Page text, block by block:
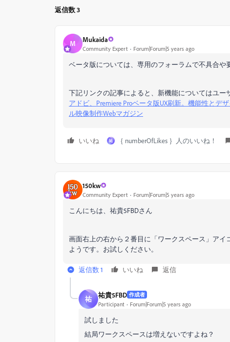
返信数 3
M Mukaida
Community Expert Forum|Forum|5 years ago
ベータ版については、専用のフォーラムで不具合や
下記リンクの記事によると、新機能についてはユー
アドビ、Premiere Proベータ版UX刷新。機能性とデ
ル映像制作Webマガジン
いいね 祐 ｛ numberOfLikes ｝人のいいね！
150kw
Community Expert Forum|Forum|5 years ago
こんにちは、祐貴5FBDさん
画面右上の右から２番目に「ワークスペース」ア
ようです。お試しください。
返信数 1 いいね 返信
祐 祐貴5FBD 作成者
Participant Forum|Forum|5 years ago
試しました
結局ワークスペースは増えないですよね？